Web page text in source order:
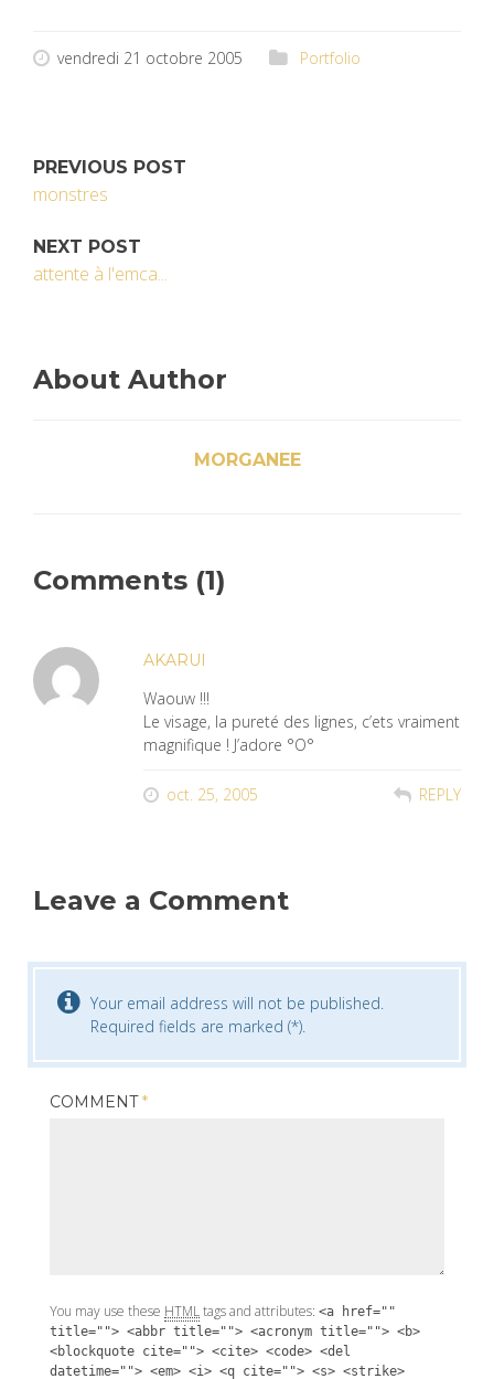
vendredi 21 octobre 2005 Portfolio
PREVIOUS POST
monstres
NEXT POST
attente à l'emca...
About Author
MORGANEE
Comments (1)
AKARUI
Waouw !!!
Le visage, la pureté des lignes, c’ets vraiment
magnifique ! J’adore °O°
oct. 25, 2005 REPLY
Leave a Comment
Your email address will not be published.
Required fields are marked (*).
COMMENT*
You may use these HTMLtags and attributes: <a href=""
title=""> <abbr title=""> <acronym title=""> <b>
<blockquote cite=""> <cite> <code> <del
datetime=""> <em> <i> <q cite=""> <s> <strike>